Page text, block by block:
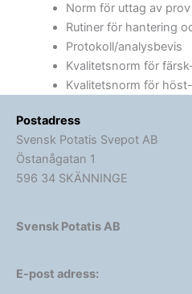
Norm för uttag av prov
Rutiner för hantering
Protokoll/analysbevis
Kvalitetsnorm för
Kvalitetsnorm för
Postadress
Svensk Potatis Svepot AB
Östanågatan 1
596 34 SKÄNNINGE
Svensk Potatis AB
E-post adress: